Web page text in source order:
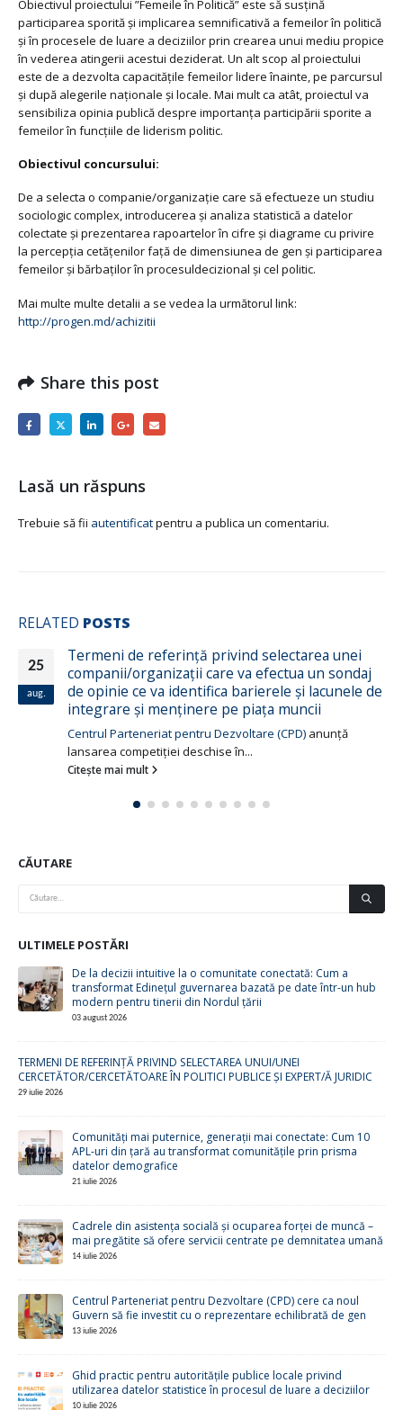
Obiectivul proiectului ”Femeile în Politică” este să susțină
participarea sporită şi implicarea semnificativă a femeilor în politică
și în procesele de luare a deciziilor prin crearea unui mediu propice
în vederea atingerii acestui deziderat. Un alt scop al proiectului
este de a dezvolta capacitățile femeilor lidere înainte, pe parcursul
și după alegerile naționale și locale. Mai mult ca atât, proiectul va
sensibiliza opinia publică despre importanța participării sporite a
femeilor în funcțiile de liderism politic.
Obiectivul concursului:
De a selecta o companie/organizaţie care să efectueze un studiu
sociologic complex, introducerea şi analiza statistică a datelor
colectate şi prezentarea rapoartelor în cifre şi diagrame cu privire
la percepția cetăţenilor față de dimensiunea de gen şi participarea
femeilor şi bărbaţilor în procesuldecizional şi cel politic.
Mai multe multe detalii a se vedea la următorul link:
http://progen.md/achizitii
Share this post
Lasă un răspuns
Trebuie să fii autentificatpentru a publica un comentariu.
RELATED POSTS
privind selectarea unei
care va efectua un sondaj
barierele și lacunele de
pe piața muncii
Dezvoltare (CPD)anunță
deschise în...
22
mart.
EXTINS/
companiei care
Centrul „Parteneriat
extinderea
Citește mai mult
CĂUTARE
ULTIMELE POSTĂRI
De la decizii intuitive la o comunitate conectată: Cum a
transformat Edinețul guvernarea bazată pe date într-un hub
modern pentru tinerii din Nordul țării
03 august 2026
TERMENI DE REFERINȚĂ PRIVIND SELECTAREA UNUI/UNEI
CERCETĂTOR/CERCETĂTOARE ÎN POLITICI PUBLICE ȘI EXPERT/Ă JURIDIC
29 iulie 2026
Comunități mai puternice, generații mai conectate: Cum 10
APL-uri din țară au transformat comunitățile prin prisma
datelor demografice
21 iulie 2026
Cadrele din asistența socială și ocuparea forței de muncă –
mai pregătite să ofere servicii centrate pe demnitatea umană
14 iulie 2026
Centrul Parteneriat pentru Dezvoltare (CPD) cere ca noul
Guvern să fie investit cu o reprezentare echilibrată de gen
13 iulie 2026
Ghid practic pentru autoritățile publice locale privind
utilizarea datelor statistice în procesul de luare a deciziilor
10 iulie 2026